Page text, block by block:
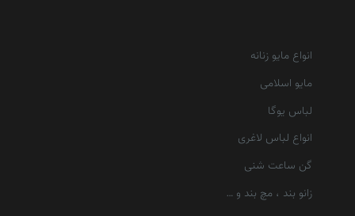
انواع مایو زنانه
مایو اسلامی
لباس یوگا
انواع لباس لاغری
گن ساعت شنی
زانو بند ، مچ بند و …